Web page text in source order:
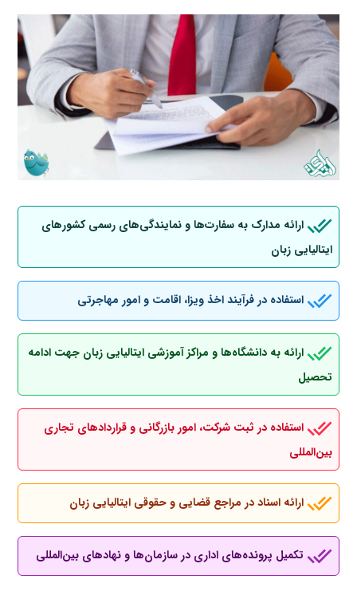
ارائه مدارک به سفارت‌ها و نمایندگی‌های رسمی کشورهای
ایتالیایی زبان
استفاده در فرآیند اخذ ویزا، اقامت و امور مهاجرتی
ارائه به دانشگاه‌ها و مراکز آموزشی ایتالیایی زبان جهت ادامه
تحصیل
استفاده در ثبت شرکت، امور بازرگانی و قراردادهای تجاری
بین‌المللی
ارائه اسناد در مراجع قضایی و حقوقی ایتالیایی زبان
تکمیل پرونده‌های اداری در سازمان‌ها و نهادهای بین‌المللی